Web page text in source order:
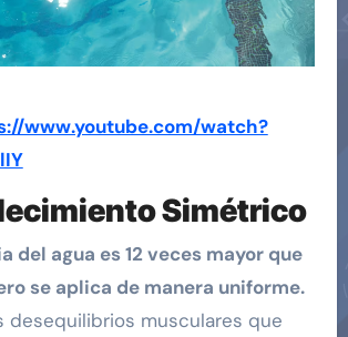
www.youtube.com/watch?
Simétrico
del agua es 12 veces mayor que
se aplica de manera uniforme.
desequilibrios musculares que